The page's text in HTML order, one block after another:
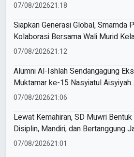
07/08/202621:18
Siapkan Generasi Global, Smamda
Kolaborasi Bersama Wali Murid
Program Internasional
07/08/202621:12
Alumni Al-Ishlah Sendangagung
Muktamar ke-15 Nasyiatul Aisyiyah
Surakarta
07/08/202621:06
Lewat Kemahiran, SD Muwri
Disiplin, Mandiri, dan Bertanggung
07/08/202621:01